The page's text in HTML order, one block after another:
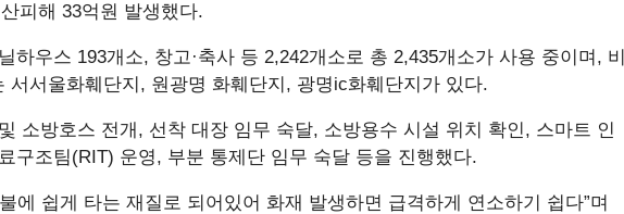
피해 33억원 발생했다.
하우스 193개소, 창고·축사 등 2,242개소로 총 2,435개소가 사용 중이며, 비
서서울화훼단지, 원광명 화훼단지, 광명ic화훼단지가 있다.
소방호스 전개, 선착 대장 임무 숙달, 소방용수 시설 위치 확인, 스마트 인
구조팀(RIT) 운영, 부분 통제단 임무 숙달 등을 진행했다.
에 쉽게 타는 재질로 되어있어 화재 발생하면 급격하게 연소하기 쉽다”며